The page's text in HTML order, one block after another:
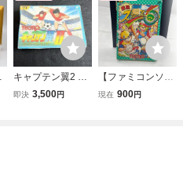
キャプテン翼2 ス
ーパーストライカ
即決 3,500円
【ファミコンソフ
ト】激闘スタジア
現在 900円